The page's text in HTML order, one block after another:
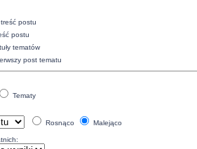
postu
postu
tematów
post tematu
Tematy
Rosnąco
Malejąco